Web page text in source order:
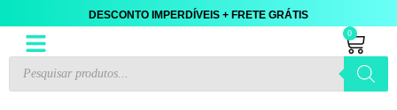
DESCONTO IMPERDÍVEIS + FRETE GRÁTIS
0